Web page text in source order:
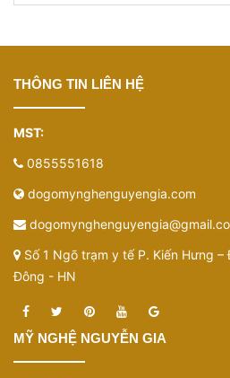
THÔNG TIN LIÊN HỆ
MST:
0855551618
dogomynghenguyengia.com
Số 1 Ngõ trạm y tế P. Kiến Hưng
Đông - HN
MỸ NGHỆ NGUYỄN GIA